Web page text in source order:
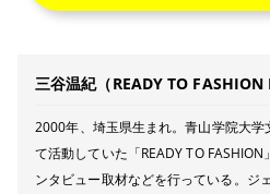
三谷温紀（READY TO FASHION
2000年、埼玉県生まれ。青山学院大学
て活動していた「READY TO
ンタビュー取材などを行っている。ジ